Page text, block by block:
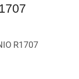
R1707